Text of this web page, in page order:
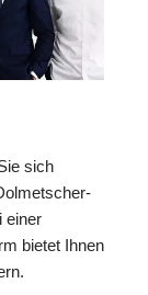
sich
einer
bietet Ihnen